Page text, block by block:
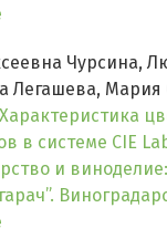
Чурсина,
Легашева, Мария
Характеристика
в системе CIE
и